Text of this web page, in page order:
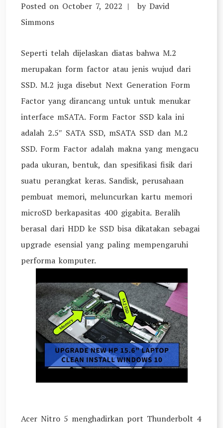
Posted on October 7, 2022 by David
Simmons
Seperti telah dijelaskan diatas bahwa M.2
merupakan form factor atau jenis wujud dari
SSD. M.2 juga disebut Next Generation Form
Factor yang dirancang untuk untuk menukar
interface mSATA. Form Factor SSD kala ini
adalah 2.5″ SATA SSD, mSATA SSD dan M.2
SSD. Form Factor adalah makna yang mengacu
pada ukuran, bentuk, dan spesifikasi fisik dari
suatu perangkat keras. Sandisk, perusahaan
pembuat memori, meluncurkan kartu memori
microSD berkapasitas 400 gigabita. Beralih
berasal dari HDD ke SSD bisa dikatakan sebagai
upgrade esensial yang paling mempengaruhi
performa komputer.
Acer Nitro 5 menghadirkan port Thunderbolt 4